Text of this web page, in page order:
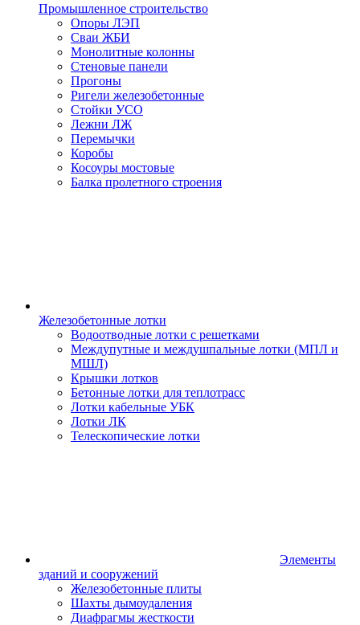
Промышленное строительство
Опоры ЛЭП
Сваи ЖБИ
Монолитные колонны
Стеновые панели
Прогоны
Ригели железобетонные
Стойки УСО
Лежни ЛЖ
Перемычки
Коробы
Косоуры мостовые
Балка пролетного строения
Железобетонные лотки
Водоотводные лотки с решетками
Междупутные и междушпальные лотки (МПЛ и
МШЛ)
Крышки лотков
Бетонные лотки для теплотрасс
Лотки кабельные УБК
Лотки ЛК
Телескопические лотки
Элементы
зданий и сооружений
Железобетонные плиты
Шахты дымоудаления
Диафрагмы жесткости